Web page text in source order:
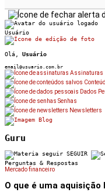
Usuário
Olá, Usuário
email@usuario.com.br
Assinaturas
Dados
Senhas
Newsletters
Guru
SEGUIR
Perguntas & Respostas
Mercado financeiro
O que é uma aquisição